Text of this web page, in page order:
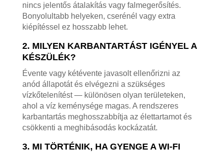
nincs jelentős átalakítás vagy falmegerősítés.
Bonyolultabb helyeken, cserénél vagy extra
kiépítéssel ez hosszabb lehet.
2. MILYEN KARBANTARTÁST IGÉNYEL A
KÉSZÜLÉK?
Évente vagy kétévente javasolt ellenőrizni az
anód állapotát és elvégezni a szükséges
vízkőtelenítést — különösen olyan területeken,
ahol a víz keménysége magas. A rendszeres
karbantartás meghosszabbítja az élettartamot és
csökkenti a meghibásodás kockázatát.
3. MI TÖRTÉNIK, HA GYENGE A WI-FI